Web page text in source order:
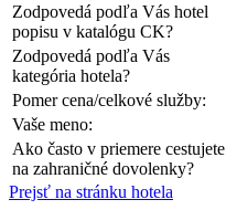
Zodpovedá podľa Vás hotel
popisu v katalógu CK?
Zodpovedá podľa Vás
kategória hotela?
Pomer cena/celkové služby:
Vaše meno:
Ako často v priemere cestujete
na zahraničné dovolenky?
Prejsť na stránku hotela